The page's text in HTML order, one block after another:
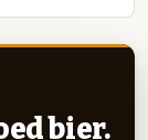
bier.